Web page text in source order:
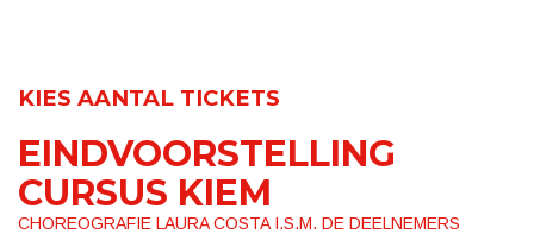
KIES AANTAL TICKETS
EINDVOORSTELLING
CURSUS KIEM
CHOREOGRAFIE LAURA COSTA I.S.M. DE DEELNEMERS